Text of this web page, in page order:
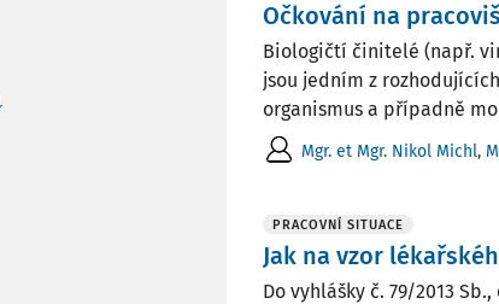
Očkování na
Biologičtí činitelé (např.
jsou jedním z
organismus a případně
Mgr. et Mgr. Nikol Michl,
PRACOVNÍ SITUACE
Jak na vzor
Do vyhlášky č. 79/2013